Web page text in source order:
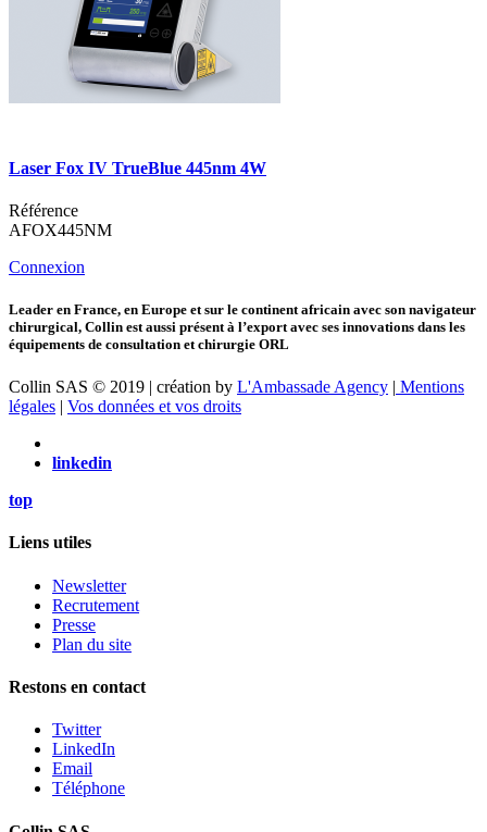
Laser Fox IV TrueBlue 445nm 4W
Référence
AFOX445NM
Connexion
Leader en France, en Europe et sur le continent africain avec son navigateur
chirurgical, Collin est aussi présent à l’export avec ses innovations dans les
équipements de consultation et chirurgie ORL
Collin SAS © 2019 | création by L'Ambassade Agency | Mentions
légales | Vos données et vos droits
linkedin
top
Liens utiles
Newsletter
Recrutement
Presse
Plan du site
Restons en contact
Twitter
LinkedIn
Email
Téléphone